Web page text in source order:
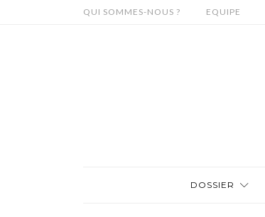
QUI SOMMES-NOUS ? EQUIPE
DOSSIER